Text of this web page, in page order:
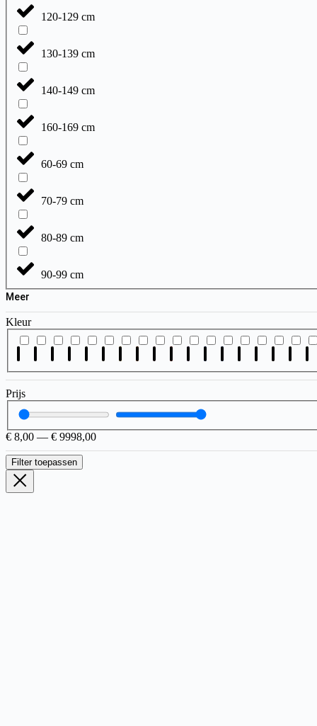
120-129 cm
130-139 cm
140-149 cm
160-169 cm
60-69 cm
70-79 cm
80-89 cm
90-99 cm
Meer
Kleur
Prijs
€ 8,00 — € 9998,00
Filter toepassen